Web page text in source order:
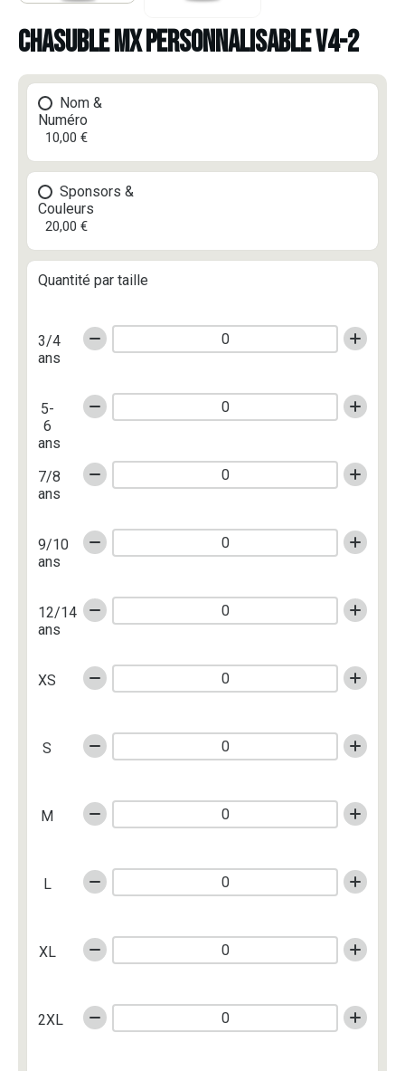
CHASUBLE MX PERSONNALISABLE V4-2
Nom &
Numéro
10,00 €
Sponsors &
Couleurs
20,00 €
Quantité par taille
3/4
ans
5-
6
ans
7/8
ans
9/10
ans
12/14
ans
XS
S
M
L
XL
2XL